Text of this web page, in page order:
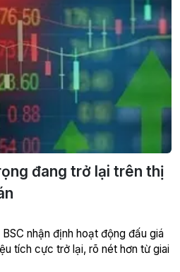
đang trở lại trên thị
nhận định hoạt động đấu giá
tích cực trở lại, rõ nét hơn từ giai